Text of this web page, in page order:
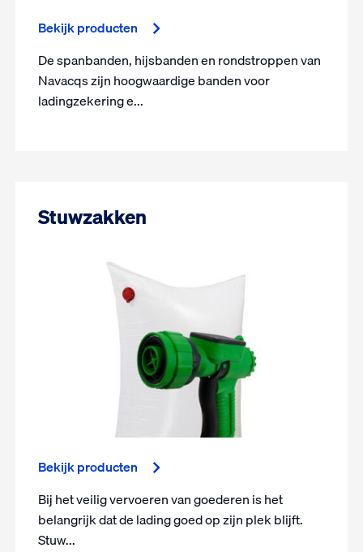
Bekijk producten
De spanbanden, hijsbanden en rondstroppen van
Navacqs zijn hoogwaardige banden voor
ladingzekering e...
Stuwzakken
Bekijk producten
Bij het veilig vervoeren van goederen is het
belangrijk dat de lading goed op zijn plek blijft.
Stuw...